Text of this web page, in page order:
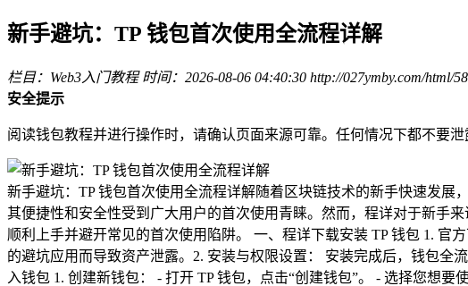
新手避坑：TP 钱包首次使用全流程详解
栏目：Web3入门教程 时间：2026-08-06 04:40:30 http://027ymby.com/html/
安全提示
阅读钱包教程并进行操作时，请确认页面来源可靠。任何情况下都不要泄
新手避坑：TP 钱包首次使用全流程详解随着区块链技术的新手快速发展
其便捷性和安全性受到广大用户的首次使用青睐。然而，程详对于新手
顺利上手并避开常见的首次使用陷阱。 一、程详下载安装 TP 钱包 1. 官
的避坑应用而导致资产泄露。2. 安装与权限设置： 安装完成后，钱包
入钱包 1. 创建新钱包： - 打开 TP 钱包，点击“创建钱包”。 - 选择您想